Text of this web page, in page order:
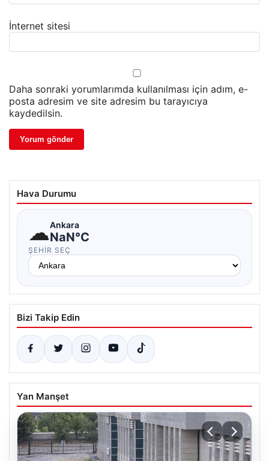
İnternet sitesi
Daha sonraki yorumlarımda kullanılması için adım, e-
posta adresim ve site adresim bu tarayıcıya
kaydedilsin.
Hava Durumu
☁Ankara
NaN°C
ŞEHIR SEÇ
Bizi Takip Edin
Yan Manşet